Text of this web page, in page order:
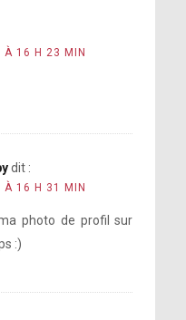
À 16 H 23 MIN
dit :
À 16 H 31 MIN
photo de profil sur
:)